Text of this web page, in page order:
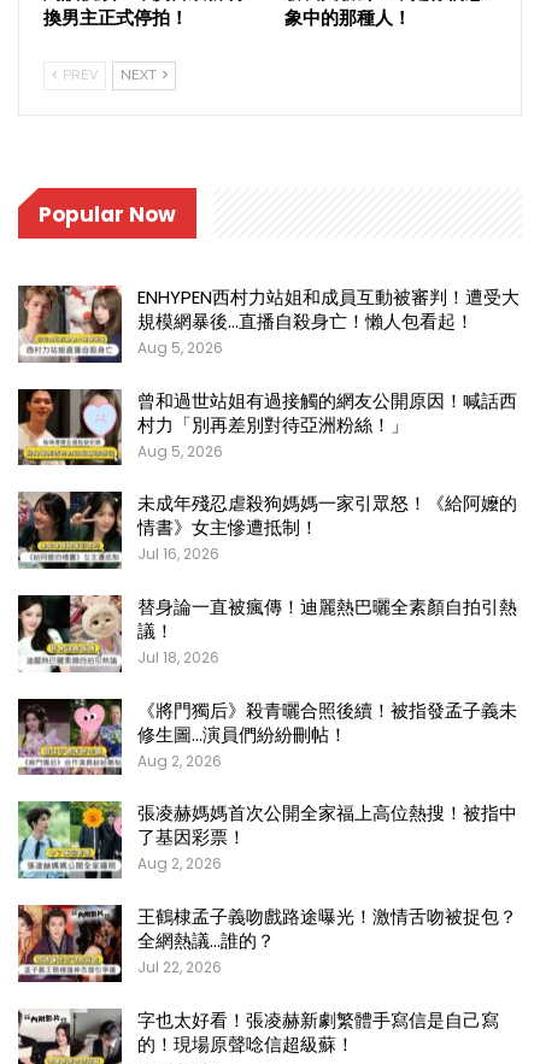
換男主正式停拍！
象中的那種人！
PREV NEXT
Popular Now
ENHYPEN西村力站姐和成員互動被審判！遭受大
規模網暴後…直播自殺身亡！懶人包看起！
Aug 5, 2026
曾和過世站姐有過接觸的網友公開原因！喊話西
村力「別再差別對待亞洲粉絲！」
Aug 5, 2026
未成年殘忍虐殺狗媽媽一家引眾怒！《給阿嬤的
情書》女主慘遭抵制！
Jul 16, 2026
替身論一直被瘋傳！迪麗熱巴曬全素顏自拍引熱
議！
Jul 18, 2026
《將門獨后》殺青曬合照後續！被指發孟子義未
修生圖…演員們紛紛刪帖！
Aug 2, 2026
張凌赫媽媽首次公開全家福上高位熱搜！被指中
了基因彩票！
Aug 2, 2026
王鶴棣孟子義吻戲路途曝光！激情舌吻被捉包？
全網熱議…誰的？
Jul 22, 2026
字也太好看！張凌赫新劇繁體手寫信是自己寫
的！現場原聲唸信超級蘇！